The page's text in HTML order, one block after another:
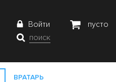
Войти
поиск
пусто
ВРАТАРЬ